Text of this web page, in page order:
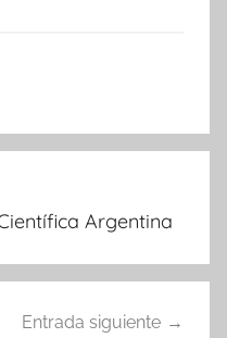
Argentina
Entrada siguiente